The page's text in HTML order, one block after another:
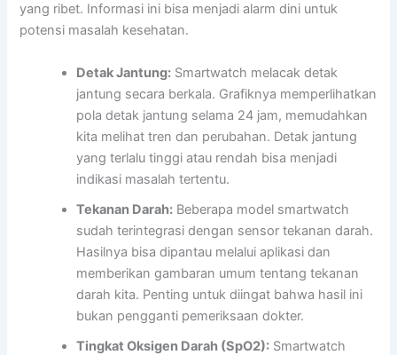
yang ribet. Informasi ini bisa menjadi alarm dini untuk
potensi masalah kesehatan.
Detak Jantung: Smartwatch melacak detak
jantung secara berkala. Grafiknya memperlihatkan
pola detak jantung selama 24 jam, memudahkan
kita melihat tren dan perubahan. Detak jantung
yang terlalu tinggi atau rendah bisa menjadi
indikasi masalah tertentu.
Tekanan Darah: Beberapa model smartwatch
sudah terintegrasi dengan sensor tekanan darah.
Hasilnya bisa dipantau melalui aplikasi dan
memberikan gambaran umum tentang tekanan
darah kita. Penting untuk diingat bahwa hasil ini
bukan pengganti pemeriksaan dokter.
Tingkat Oksigen Darah (SpO2): Smartwatch